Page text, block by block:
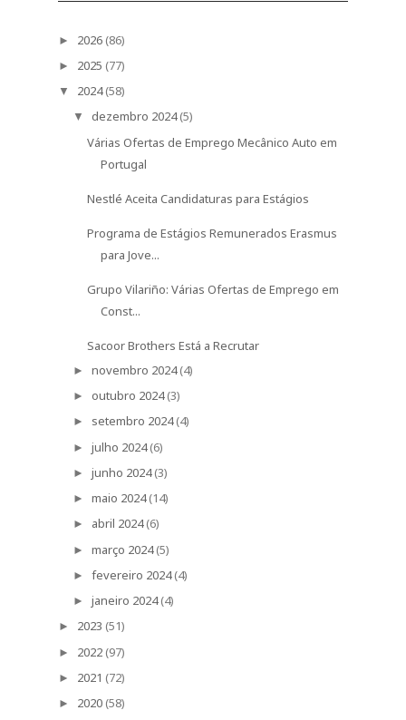
► 2026 (86)
► 2025 (77)
▼ 2024 (58)
▼ dezembro 2024 (5)
Várias Ofertas de Emprego Mecânico Auto em
Portugal
Nestlé Aceita Candidaturas para Estágios
Programa de Estágios Remunerados Erasmus
para Jove...
Grupo Vilariño: Várias Ofertas de Emprego em
Const...
Sacoor Brothers Está a Recrutar
► novembro 2024 (4)
► outubro 2024 (3)
► setembro 2024 (4)
► julho 2024 (6)
► junho 2024 (3)
► maio 2024 (14)
► abril 2024 (6)
► março 2024 (5)
► fevereiro 2024 (4)
► janeiro 2024 (4)
► 2023 (51)
► 2022 (97)
► 2021 (72)
► 2020 (58)